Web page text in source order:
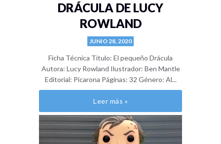
DRÁCULA DE LUCY
ROWLAND
JUNIO 28, 2020
Ficha Técnica Título: El pequeño Drácula
Autora: Lucy Rowland Ilustrador: Ben Mantle
Editorial: Picarona Páginas: 32 Género: Al...
Leer más »